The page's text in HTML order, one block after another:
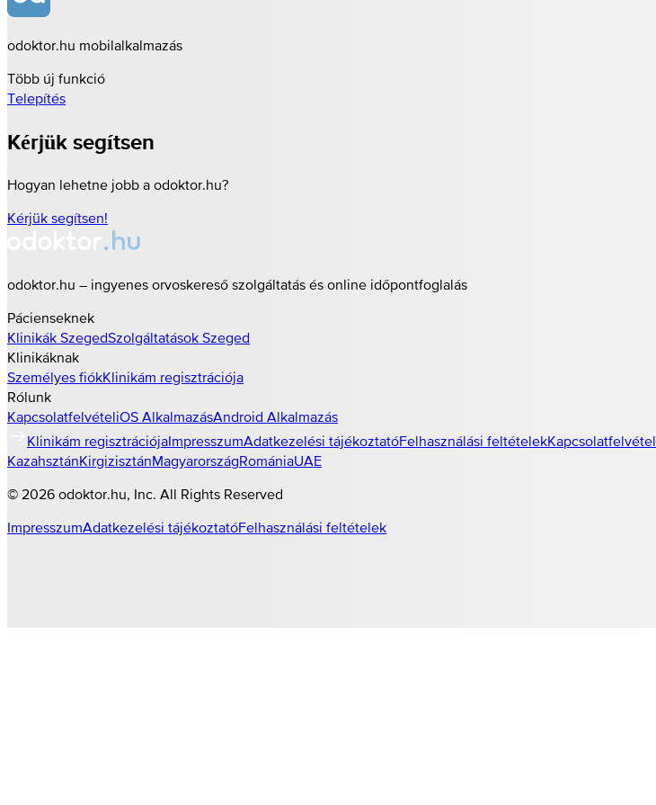
odoktor.hu mobilalkalmazás
Több új funkció
Telepítés
Kérjük segítsen
Hogyan lehetne jobb a odoktor.hu?
Kérjük segítsen!
odoktor.hu – ingyenes orvoskereső szolgáltatás és online időpontfoglalás
Pácienseknek
Klinikák SzegedSzolgáltatások Szeged
Klinikáknak
Személyes fiókKlinikám regisztrációja
Rólunk
KapcsolatfelvételiOS AlkalmazásAndroid Alkalmazás
Klinikám regisztrációjaImpresszumAdatkezelési tájékoztatóFelhasználási feltételekKapcsolatfelvétel
KazahsztánKirgizisztánMagyarországRomániaUAE
© 2026 odoktor.hu , Inc. All Rights Reserved
ImpresszumAdatkezelési tájékoztatóFelhasználási feltételek